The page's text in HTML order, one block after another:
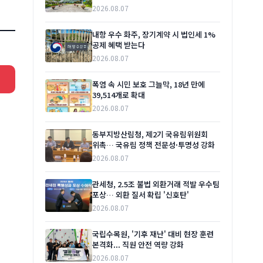
2026.08.07
내항 우수 화주, 장기계약 시 법인세 1%
공제 혜택 받는다
2026.08.07
폭염 속 시민 보호 그늘막, 18년 만에
39,514개로 확대
2026.08.07
동부지방산림청, 제2기 국유림위원회
위촉… 국유림 정책 전문성·투명성 강화
2026.08.07
관세청, 2.5조 불법 외환거래 적발 우수팀
포상… 외환 질서 확립 '신호탄'
2026.08.07
국립수목원, '기후 재난' 대비 현장 훈련
본격화... 직원 안전 역량 강화
2026.08.07